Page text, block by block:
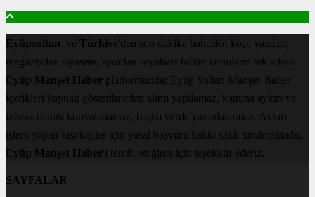
Eyüpsultan ve Türkiye'den son dakika haberler, köşe yazıları,
magazinden siyasete, spordan seyahate bütün konuların tek adresi
Eyüp Manşet Haber platformunda; Eyüp Sultan Manşet haber
içerikleri kaynak gösterilmeden alıntı yapılamaz, kanuna aykırı ve
izinsiz olarak kopyalanamaz, başka yerde yayınlanamaz. Aykırı
işlem yapan kişi/kişiler için yasal başvuru hakkı saklı tutulmaktadır.
Eyüp Manşet Haber'i tercih ettiğiniz için teşekkür ederiz.
SAYFALAR